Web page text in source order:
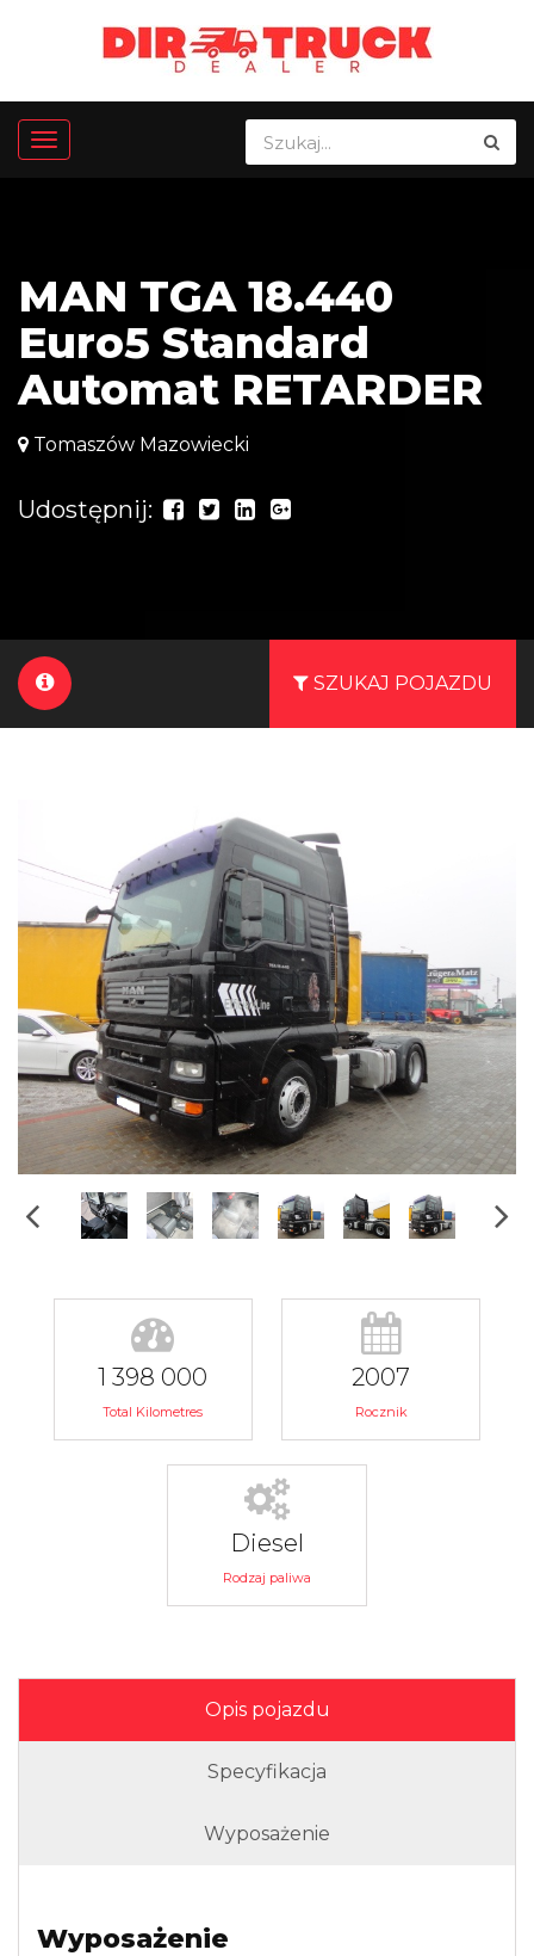
MAN TGA 18.440
Euro5 Standard
Automat RETARDER
Tomaszów Mazowiecki
Udostępnij:
SZUKAJ POJAZDU
1 398 000
Total Kilometres
2007
Rocznik
Diesel
Rodzaj paliwa
Opis pojazdu
Specyfikacja
Wyposażenie
Wyposażenie